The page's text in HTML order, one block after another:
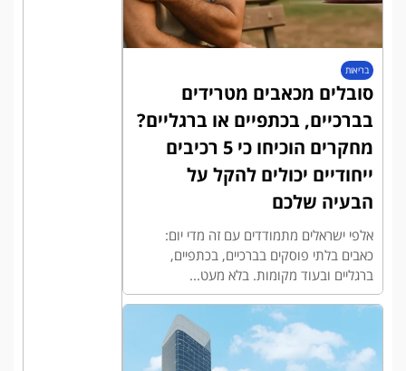
בריאות
סובלים מכאבים מטרידים
בברכיים, בכתפיים או ברגליים?
מחקרים הוכיחו כי 5 רכיבים
ייחודיים יכולים להקל על
הבעיה שלכם
אלפי ישראלים מתמודדים עם זה מדי יום:
כאבים בלתי פוסקים בברכיים, בכתפיים,
ברגליים ובעוד מקומות. בלא מעט...